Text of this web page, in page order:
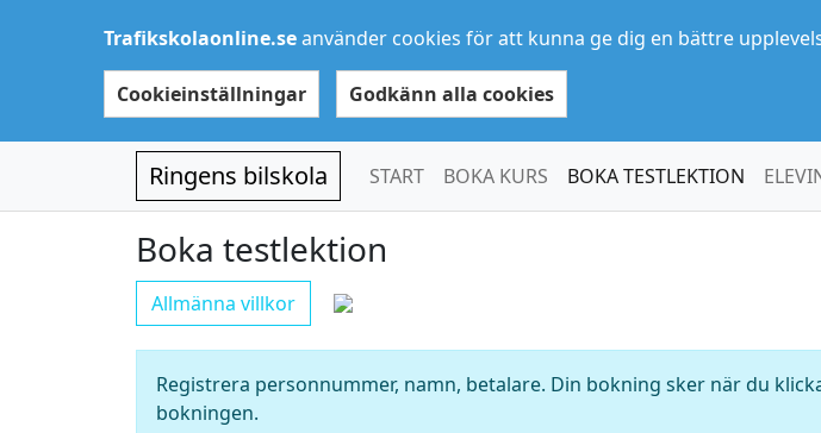
Trafikskolaonline.seanvänder cookies för att kunna ge dig en bättre
Cookieinställningar Godkänn alla cookies
Ringens bilskola START BOKA KURS BOKA TESTLEKTION
Boka testlektion
Allmänna villkor
Registrera personnummer, namn, betalare. Din bokning sker när du
bokningen.